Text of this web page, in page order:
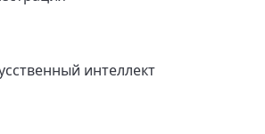
интеллект